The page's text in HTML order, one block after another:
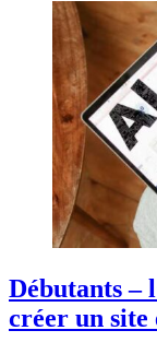
Débutants –
créer un site